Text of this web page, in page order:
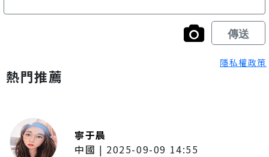
隱私權政策
熱門推薦
寧于晨
中國 | 2025-09-09 14:55